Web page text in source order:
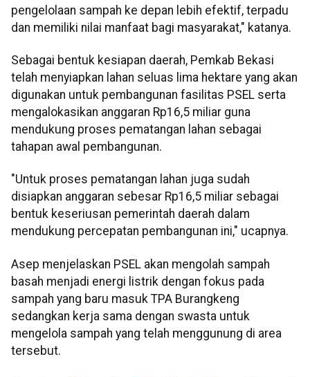
pengelolaan sampah ke depan lebih efektif, terpadu
dan memiliki nilai manfaat bagi masyarakat," katanya.
Sebagai bentuk kesiapan daerah, Pemkab Bekasi
telah menyiapkan lahan seluas lima hektare yang akan
digunakan untuk pembangunan fasilitas PSEL serta
mengalokasikan anggaran Rp16,5 miliar guna
mendukung proses pematangan lahan sebagai
tahapan awal pembangunan.
"Untuk proses pematangan lahan juga sudah
disiapkan anggaran sebesar Rp16,5 miliar sebagai
bentuk keseriusan pemerintah daerah dalam
mendukung percepatan pembangunan ini," ucapnya.
Asep menjelaskan PSEL akan mengolah sampah
basah menjadi energi listrik dengan fokus pada
sampah yang baru masuk TPA Burangkeng
sedangkan kerja sama dengan swasta untuk
mengelola sampah yang telah menggunung di area
tersebut.